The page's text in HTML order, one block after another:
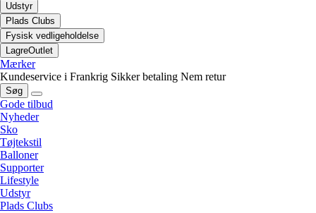
Udstyr
Plads Clubs
Fysisk vedligeholdelse
LagreOutlet
Mærker
Kundeservice i Frankrig Sikker betaling Nem retur
Søg
Gode tilbud
Nyheder
Sko
Tøjtekstil
Balloner
Supporter
Lifestyle
Udstyr
Plads Clubs